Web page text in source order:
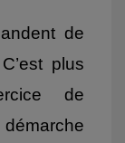
de
plus
de